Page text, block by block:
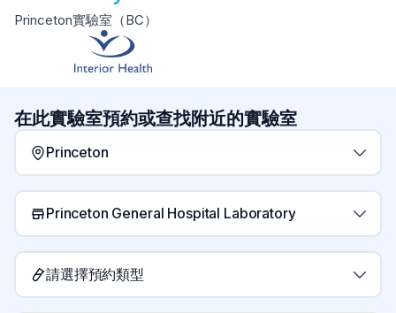
Princeton實驗室（BC）
在此實驗室預約或查找附近的實驗室
Princeton
Princeton General Hospital Laboratory
請選擇預約類型